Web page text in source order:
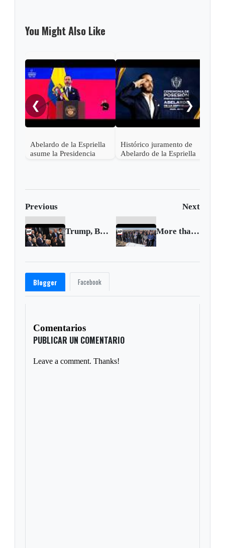
You Might Also Like
❮
Abelardo de la Espriella
asume la Presidencia
Histórico juramento de
Abelardo de la Espriella
❯
Previous Next
Trump, Biden, Obama, Clinton and Bush attend Jimmy Carter's funeral More than 46,000 Palestinians killed in Israel-Hamas war, officials say
Blogger Facebook
Comentarios
PUBLICAR UN COMENTARIO
Leave a comment. Thanks!